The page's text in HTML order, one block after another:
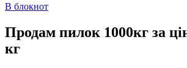
В блокнот
Продам пилок 1000кг за
кг